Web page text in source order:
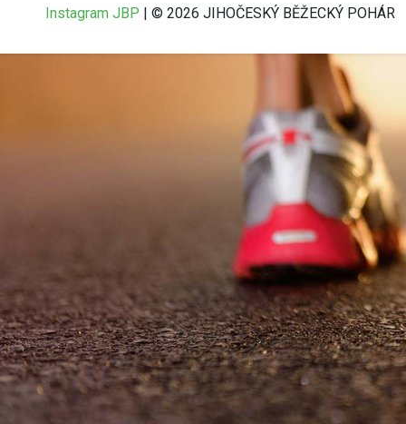
Instagram JBP | © 2026 JIHOČESKÝ BĚŽECKÝ POHÁR